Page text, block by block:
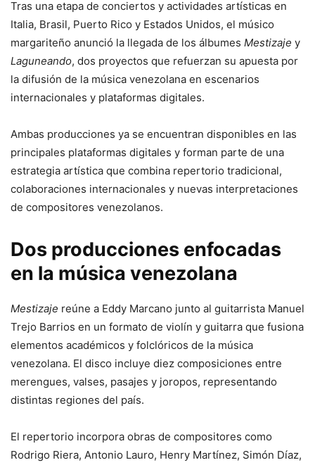
Tras una etapa de conciertos y actividades artísticas en
Italia, Brasil, Puerto Rico y Estados Unidos, el músico
margariteño anunció la llegada de los álbumes Mestizaje y
Laguneando, dos proyectos que refuerzan su apuesta por
la difusión de la música venezolana en escenarios
internacionales y plataformas digitales.
Ambas producciones ya se encuentran disponibles en las
principales plataformas digitales y forman parte de una
estrategia artística que combina repertorio tradicional,
colaboraciones internacionales y nuevas interpretaciones
de compositores venezolanos.
Dos producciones enfocadas
en la música venezolana
Mestizaje reúne a Eddy Marcano junto al guitarrista Manuel
Trejo Barrios en un formato de violín y guitarra que fusiona
elementos académicos y folclóricos de la música
venezolana. El disco incluye diez composiciones entre
merengues, valses, pasajes y joropos, representando
distintas regiones del país.
El repertorio incorpora obras de compositores como
Rodrigo Riera, Antonio Lauro, Henry Martínez, Simón Díaz,